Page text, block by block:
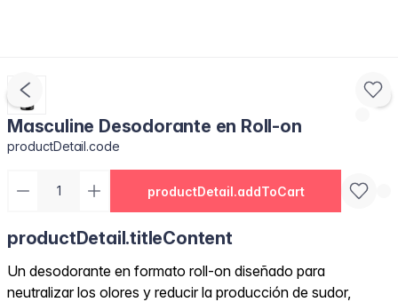
Masculine Desodorante en Roll-on
productDetail.code
productDetail.addToCart
productDetail.titleContent
Un desodorante en formato roll-on diseñado para
neutralizar los olores y reducir la producción de sudor,